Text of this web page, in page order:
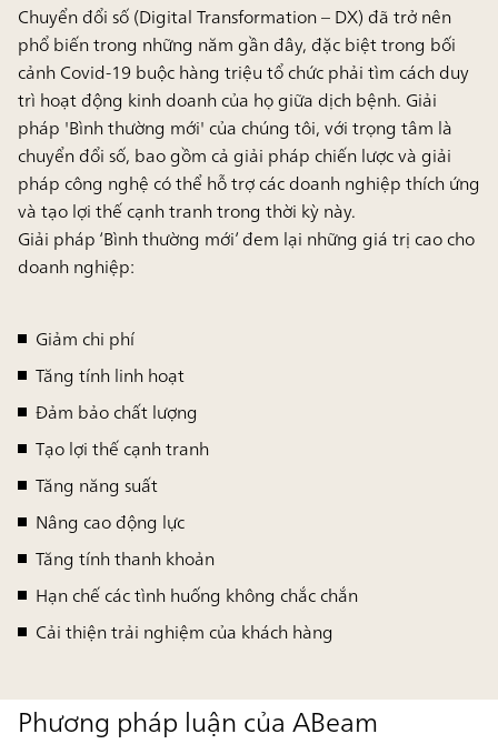
Chuyển đổi số (Digital Transformation – DX) đã trở nên
phổ biến trong những năm gần đây, đặc biệt trong bối
cảnh Covid-19 buộc hàng triệu tổ chức phải tìm cách duy
trì hoạt động kinh doanh của họ giữa dịch bệnh. Giải
pháp 'Bình thường mới' của chúng tôi, với trọng tâm là
chuyển đổi số, bao gồm cảgiải pháp chiến lược và giải
pháp công nghệ có thể hỗ trợ các doanh nghiệp thích ứng
và tạo lợi thế cạnh tranh trong thời kỳ này.
Giải pháp ‘Bình thường mới’ đem lại những giá trị cao cho
doanh nghiệp:
Giảm chi phí
Tăng tính linh hoạt
Đảm bảo chất lượng
Tạo lợi thế cạnh tranh
Tăng năng suất
Nâng cao động lực
Tăng tính thanh khoản
Hạn chế các tình huống không chắc chắn
Cải thiện trải nghiệm của khách hàng
Phương pháp luận của ABeam